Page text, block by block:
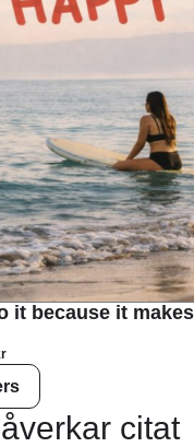
it because it
citat